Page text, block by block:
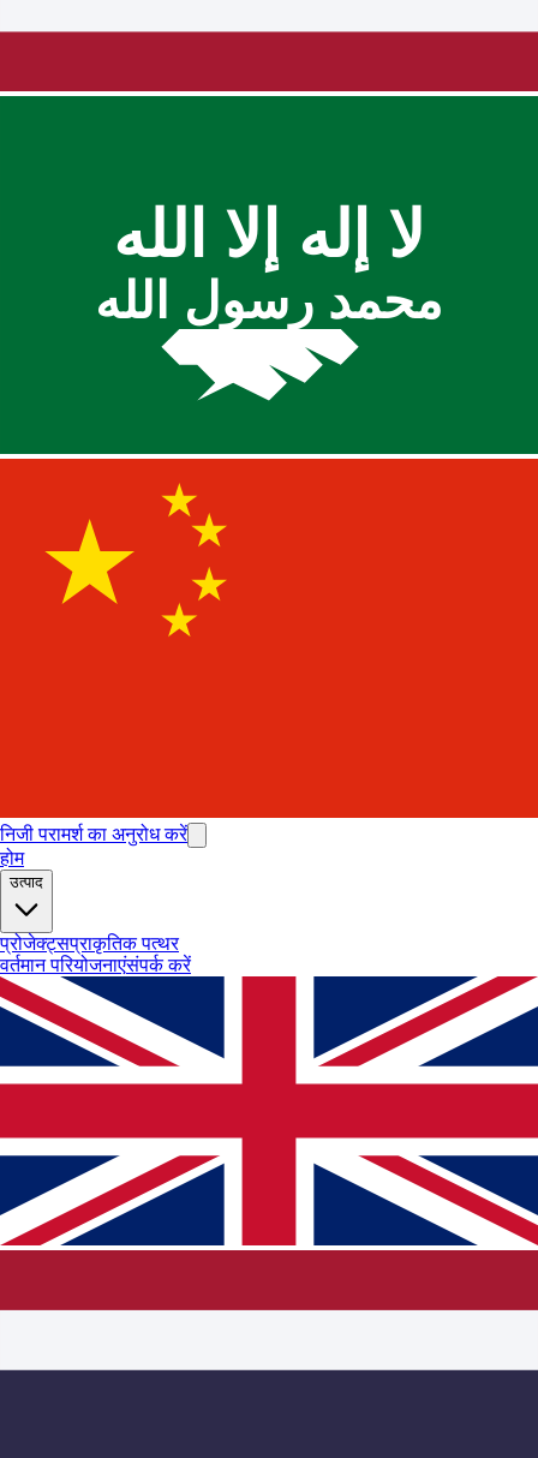
निजी परामर्श का अनुरोध करें
होम
उत्पाद
प्रोजेक्ट्सप्राकृतिक पत्थर
वर्तमान परियोजनाएंसंपर्क करें